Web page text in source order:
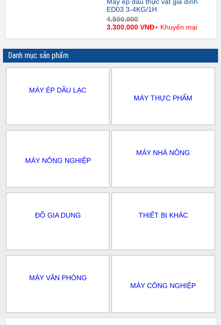
Máy ép dầu thực vật gia đình
ED03 3-4KG/1H
4.500.000
3.300.000 VNĐ+ Khuyến mại
Danh mục sản phẩm
MÁY ÉP DẦU LẠC
MÁY THỰC PHẨM
MÁY NÔNG NGHIỆP
MÁY NHÀ NÔNG
ĐỒ GIA DỤNG THIẾT BỊ KHÁC
MÁY VĂN PHÒNG
MÁY CÔNG NGHIỆP